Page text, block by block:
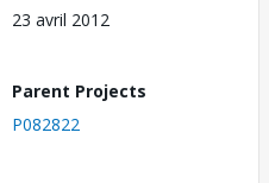
23 avril 2012
Parent Projects
P082822